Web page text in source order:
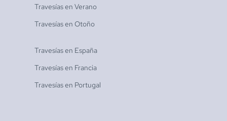
Travesías en Verano
Travesías en Otoño
Travesías en España
Travesías en Francia
Travesías en Portugal